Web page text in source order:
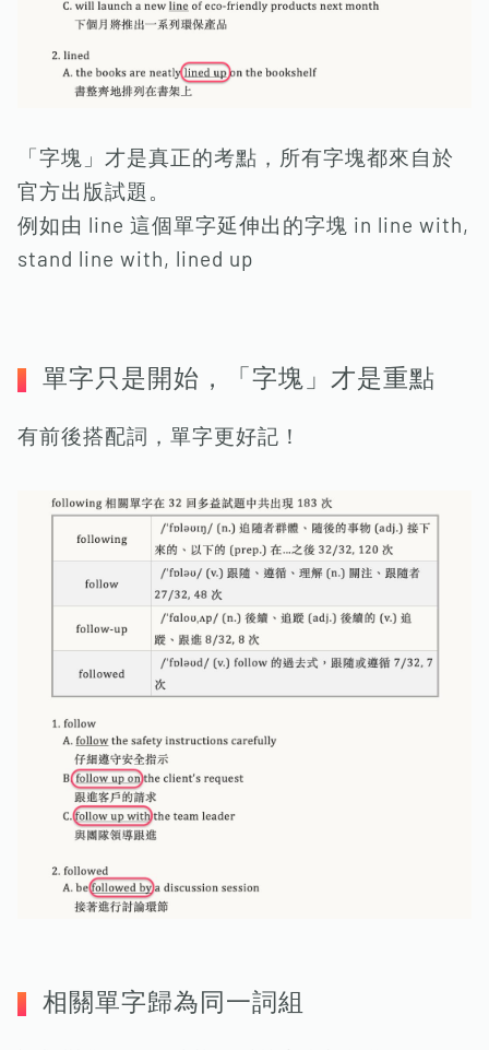
「字塊」才是真正的考點，所有字塊都來自於
官方出版試題。
例如由 line 這個單字延伸出的字塊 in line with,
stand line with, lined up
單字只是開始，「字塊」才是重點
有前後搭配詞，單字更好記！
相關單字歸為同一詞組